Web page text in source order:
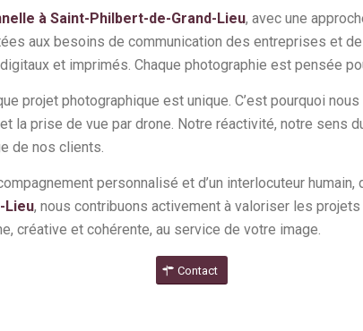
à Saint-Philbert-de-Grand-Lieu, avec une
aux besoins de communication des entreprises et
et imprimés. Chaque photographie est pensée
projet photographique est unique. C’est pourquoi
la prise de vue par drone. Notre réactivité, notre sens
de nos clients.
personnalisé et d’un interlocuteur
Lieu, nous contribuons activement à valoriser les
créative et cohérente, au service de votre image.
Contact